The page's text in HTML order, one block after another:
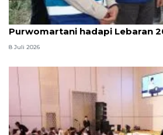
Kemenhub perkuat jalan Tol
Purwomartani hadapi Lebaran
8 Juli 2026